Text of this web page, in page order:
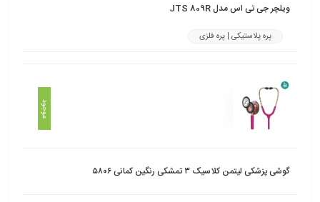
ویلچر جی تی اس مدل JTS 809R
پره پلاستیکی | پره فلزی
موجود
گوشی پزشکی لیتمن کلاسیک ۳ تمشکی رنگین کمانی ۵۸۰۶